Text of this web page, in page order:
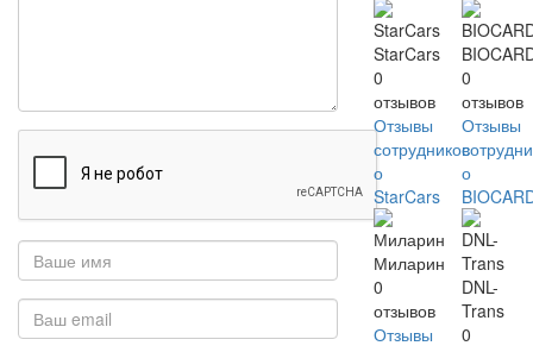
StarCars
0
отзывов
Отзывы
сотрудников
о
StarCars
0
отзывов
Отзывы
о
Миларин
0
отзывов
Отзывы
DNL-
Trans
0